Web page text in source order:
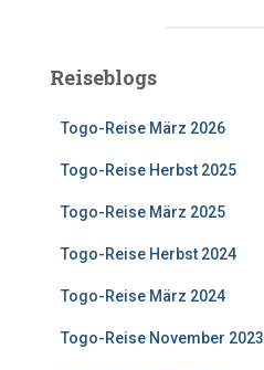
Reiseblogs
Togo-Reise März 2026
Togo-Reise Herbst 2025
Togo-Reise März 2025
Togo-Reise Herbst 2024
Togo-Reise März 2024
Togo-Reise November 2023